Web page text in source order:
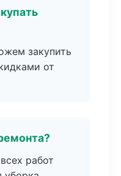
закупить
от
работ